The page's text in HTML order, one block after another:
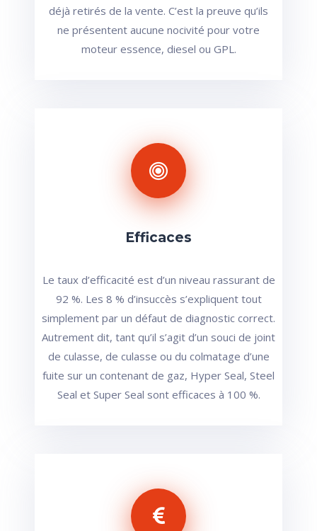
déjà retirés de la vente. C’est la preuve qu’ils
ne présentent aucune nocivité pour votre
moteur essence, diesel ou GPL.
Efficaces
Le taux d’efficacité est d’un niveau rassurant de
92 %. Les 8 % d’insuccès s’expliquent tout
simplement par un défaut de diagnostic correct.
Autrement dit, tant qu’il s’agit d’un souci de joint
de culasse, de culasse ou du colmatage d’une
fuite sur un contenant de gaz, Hyper Seal, Steel
Seal et Super Seal sont efficaces à 100 %.